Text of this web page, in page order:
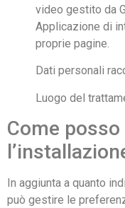
video gestito da
Applicazione di
proprie pagine.
Dati personali
Luogo del
Come
In aggiunta a quanto
può gestire le